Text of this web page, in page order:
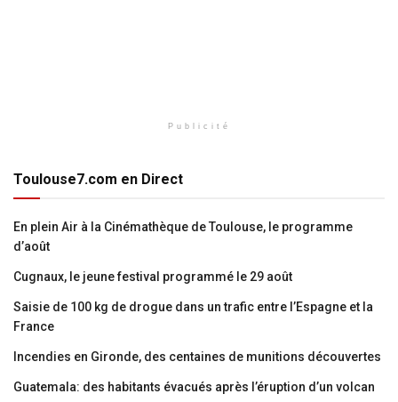
Publicité
Toulouse7.com en Direct
En plein Air à la Cinémathèque de Toulouse, le programme
d’août
Cugnaux, le jeune festival programmé le 29 août
Saisie de 100 kg de drogue dans un trafic entre l’Espagne et la
France
Incendies en Gironde, des centaines de munitions découvertes
Guatemala: des habitants évacués après l’éruption d’un volcan